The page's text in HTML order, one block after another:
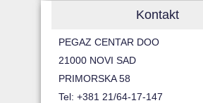
Kontakt
PEGAZ CENTAR DOO
21000 NOVI SAD
PRIMORSKA 58
Tel: +381 21/64-17-147